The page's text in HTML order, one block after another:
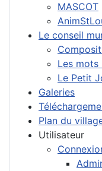
MASCOT
Le conseil
Les mots
Le Petit
Galeries
Plan du
Utilisateur